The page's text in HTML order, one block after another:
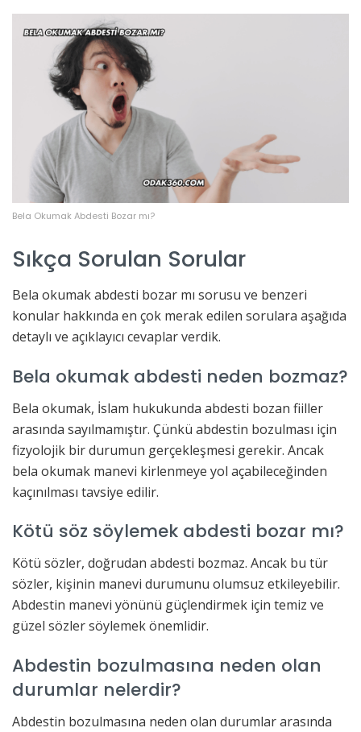
Bela Okumak Abdesti Bozar mı?
Sıkça Sorulan Sorular
Bela okumak abdesti bozar mı sorusu ve benzeri
konular hakkında en çok merak edilen sorulara aşağıda
detaylı ve açıklayıcı cevaplar verdik.
Bela okumak abdesti neden bozmaz?
Bela okumak, İslam hukukunda abdesti bozan fiiller
arasında sayılmamıştır. Çünkü abdestin bozulması için
fizyolojik bir durumun gerçekleşmesi gerekir. Ancak
bela okumak manevi kirlenmeye yol açabileceğinden
kaçınılması tavsiye edilir.
Kötü söz söylemek abdesti bozar mı?
Kötü sözler, doğrudan abdesti bozmaz. Ancak bu tür
sözler, kişinin manevi durumunu olumsuz etkileyebilir.
Abdestin manevi yönünü güçlendirmek için temiz ve
güzel sözler söylemek önemlidir.
Abdestin bozulmasına neden olan
durumlar nelerdir?
Abdestin bozulmasına neden olan durumlar arasında